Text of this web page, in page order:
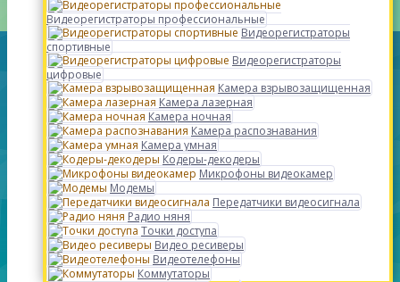
Видеорегистраторы профессиональные
Видеорегистраторы
спортивные
Видеорегистраторы
цифровые
Камера взрывозащищенная
Камера лазерная
Камера ночная
Камера распознавания
Камера умная
Кодеры-декодеры
Микрофоны видеокамер
Модемы
Передатчики видеосигнала
Радио няня
Точки доступа
Видео ресиверы
Видеотелефоны
Коммутаторы